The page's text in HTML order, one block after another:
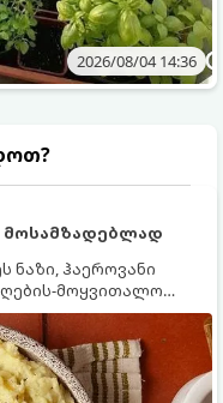
2026/08/04 14:36
ჰაეროვანი
მოყვითალო
მაგრამ
უნდა
გამოვიდეს.